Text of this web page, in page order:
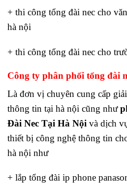
+ thi công tổng đài nec cho
hà nội
+ thi công tổng đài nec cho
Công ty phân phối tổng đài
Là đơn vị chuyên cung cấp
thông tin tại hà nội cũng như
Đài Nec Tại Hà Nội và dịch
thiết bị công nghệ thông tin
hà nội như
+ lắp tổng đài ip phone